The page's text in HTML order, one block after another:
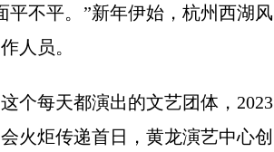
不平。”新年伊始，杭州西湖风
人员。
每天都演出的文艺团体，2023
火炬传递首日，黄龙演艺中心创